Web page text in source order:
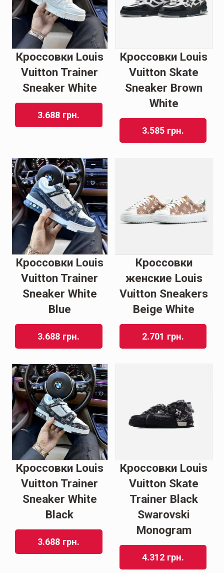
Кроссовки Louis
Vuitton Trainer
Sneaker White
3.688 грн.
Кроссовки Louis
Vuitton Skate
Sneaker Brown
White
3.585 грн.
Кроссовки Louis
Vuitton Trainer
Sneaker White
Blue
3.688 грн.
Кроссовки
женские Louis
Vuitton Sneakers
Beige White
2.701 грн.
Кроссовки Louis
Vuitton Trainer
Sneaker White
Black
3.688 грн.
Кроссовки Louis
Vuitton Skate
Trainer Black
Swarovski
Monogram
4.312 грн.